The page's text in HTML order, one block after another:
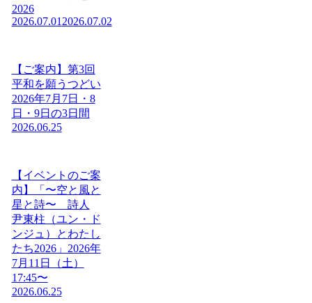
2026
2026.07.01 2026.07.02
【ご案内】第3回
平和を願うつどい
2026年7月7日・8
日・9日の3日間
2026.06.25
【イベントのご案
内】「〜空と風と
星と詩〜 詩人
尹東柱（ユン・ド
ンジュ）とわたし
たち2026」2026年
7月11日（土）
17:45〜
2026.06.25